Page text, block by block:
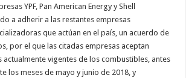
YPF, Pan American Energy y Shell
a adherir a las restantes empresas
que actúan en el país, un acuerdo de
por el que las citadas empresas aceptan
actualmente vigentes de los combustibles, antes
los meses de mayo y junio de 2018, y